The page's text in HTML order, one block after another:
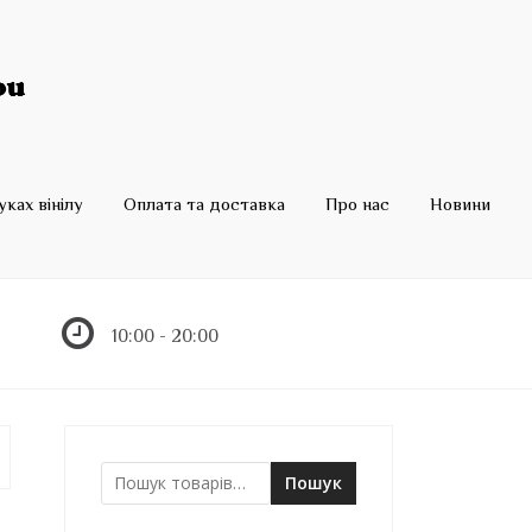
вінілу Оплата та доставка Про нас Новини
10:00 - 20:00
Ш
Пошук